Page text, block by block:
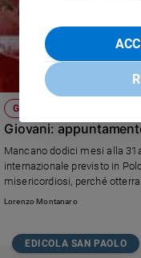
Riflessioni
Podcast
Policy
GMG 2016
Giovani:
Mancano dodici mesi alla
internazionale previsto in
misericordiosi, perché
italiani. Già iniziato il
Lorenzo Montanaro
EDICOLA SAN PAOLO